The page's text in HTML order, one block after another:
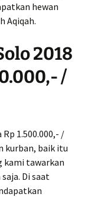
hewan
Aqiqah.
2018
/
1.500.000,- /
kurban, baik itu
kami tawarkan
Di saat